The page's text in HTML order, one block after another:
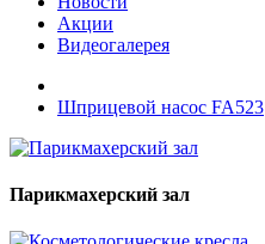
Акции
Видеогалерея
Шприцевой насос FA523
Парикмахерский зал